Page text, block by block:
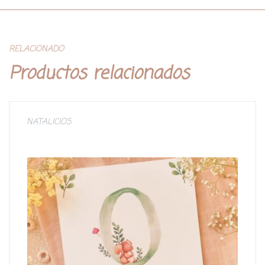
RELACIONADO
Productos relacionados
NATALICIOS